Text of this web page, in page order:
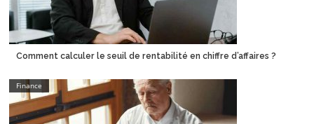
Comment calculer le seuil de rentabilité en chiffre d’affaires ?
Finance